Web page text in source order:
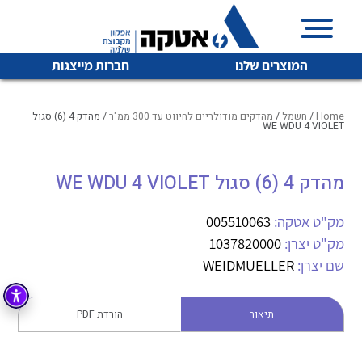
המוצרים שלנו חברות מייצגות
איכות | שרות | זמינות
והפצה של מוצרי
מיתוג, בקרה , ואינסטלציה חשמלית ופעילה ב7 תחומים:
חשמל מיתוג ואינסטלציה חשמלית
בקרה
זיווד
לכל מוצרי היצרן לכל מוצרי היצרן
לכל מוצרי היצרן לכל מוצרי היצרן
Home
/ חשמל / מהדקים מודולריים לחיווט עד 300 ממ"ר / מהדק 4 (6) סגול
WE WDU 4 VIOLET
מהדק 4 (6) סגול WE WDU 4 VIOLET
מק"ט אטקה: 005510063
מק"ט יצרן: 1037820000
שם יצרן: WEIDMUELLER
תיאור הורדת PDF